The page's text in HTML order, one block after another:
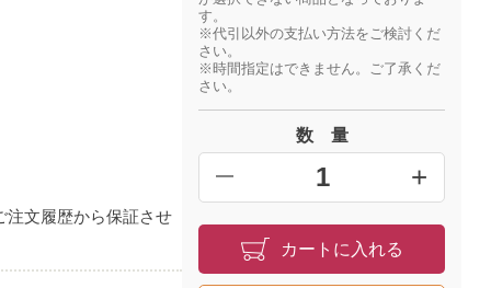
文履歴から保証させ
す。
※代引以外の支払い方法をご検討くだ
さい。
※時間指定はできません。ご了承くだ
さい。
数 量
━ +
カートに入れる